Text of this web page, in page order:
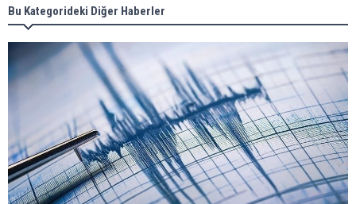
Bu Kategorideki Diğer Haberler